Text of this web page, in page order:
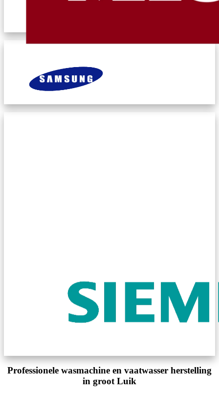
Professionele wasmachine en vaatwasser herstelling
in groot Luik